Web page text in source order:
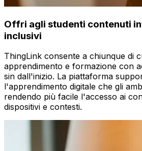
Offri agli studenti contenuti
inclusivi
ThingLink consente a chiunque di
apprendimento e formazione con
sin dall'inizio. La piattaforma
l'apprendimento digitale che gli
rendendo più facile l'accesso ai
dispositivi e contesti.